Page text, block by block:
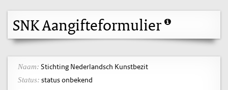
SNK Aangifteformulier
Naam: Stichting Nederlandsch Kunstbezit
Status: status onbekend